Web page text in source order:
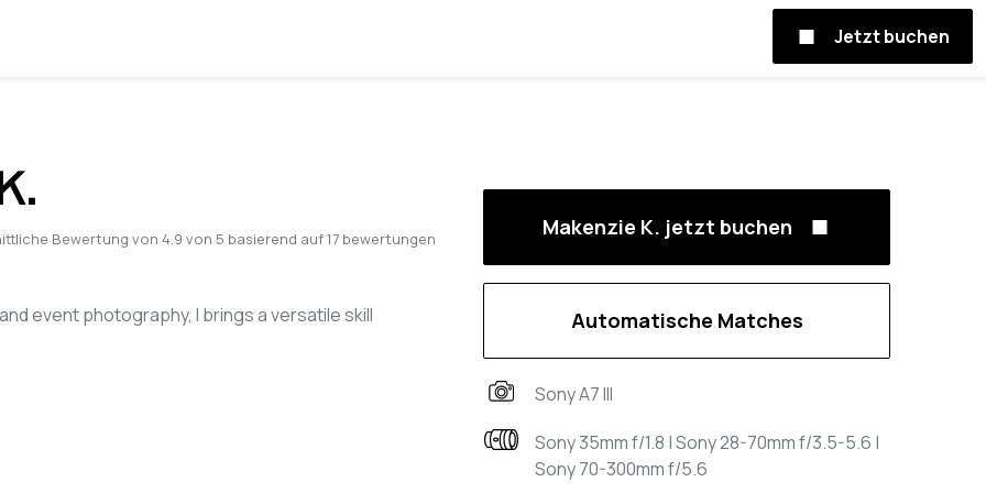
Jetzt buchen
Bewertung von 4.9 von 5 basierend auf17 bewertungen
event photography, I brings a versatile skill
Makenzie K. jetzt buchen
Automatische Matches
Sony A7 III
Sony 35mm f/1.8 | Sony 28-70mm f/3.5-5.6 |
Sony 70-300mm f/5.6